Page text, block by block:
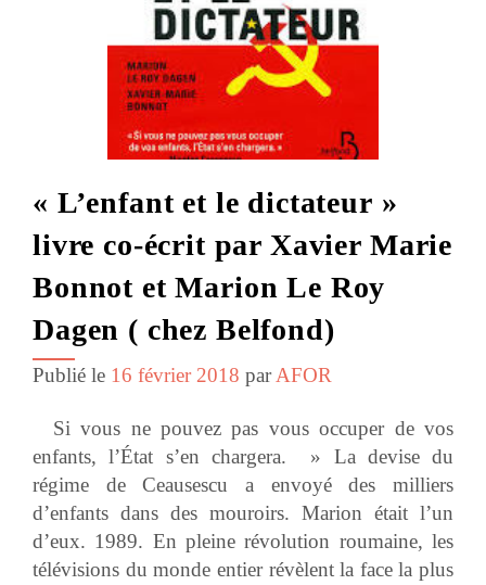
« L’enfant et le dictateur »
livre co-écrit par Xavier Marie
Bonnot et Marion Le Roy
Dagen ( chez Belfond)
Publié le 16 février 2018 parAFOR
Si vous ne pouvez pas vous occuper de vos
enfants, l’État s’en chargera. » La devise du
régime de Ceausescu a envoyé des milliers
d’enfants dans des mouroirs. Marion était l’un
d’eux. 1989. En pleine révolution roumaine, les
télévisions du monde entier révèlent la face la plus